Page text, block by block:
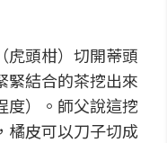
虎頭柑）切開蒂頭
緊結合的茶挖出來
度）。師父說這挖
橘皮可以刀子切成